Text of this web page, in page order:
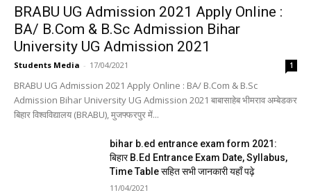
BRABU UG Admission 2021 Apply Online :
BA/ B.Com & B.Sc Admission Bihar
University UG Admission 2021
Students Media - 17/04/2021 1
BRABU UG Admission 2021 Apply Online : BA/ B.Com & B.Sc
Admission Bihar University UG Admission 2021 बाबासाहेब भीमराव अम्बेडकर
बिहार विश्वविद्यालय (BRABU), मुजफ्फरपुर में...
bihar b.ed entrance exam form 2021:
बिहार B.Ed Entrance Exam Date, Syllabus,
Time Table सहित सभी जानकारी यहाँ पढ़े
11/04/2021